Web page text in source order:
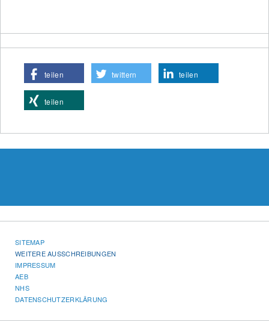
teilen twittern teilen
teilen
SITEMAP
WEITERE AUSSCHREIBUNGEN
IMPRESSUM
AEB
NHS
DATENSCHUTZERKLÄRUNG